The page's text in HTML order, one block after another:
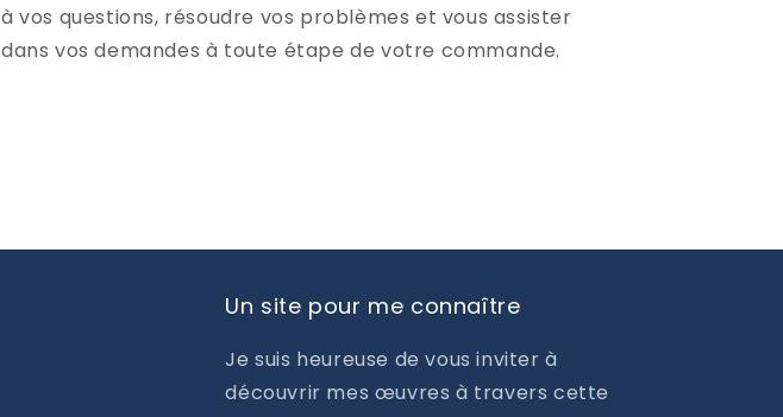
à vos questions, résoudre vos problèmes et vous assister
dans vos demandes à toute étape de votre commande.
Un site pour me connaître
Je suis heureuse de vous inviter à
découvrir mes œuvres à travers cette